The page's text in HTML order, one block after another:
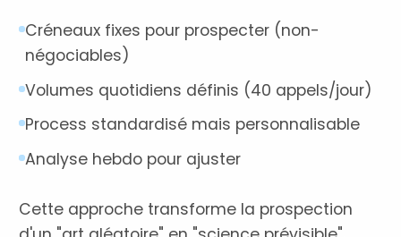
Créneaux fixes pour prospecter (non-
négociables)
Volumes quotidiens définis (40 appels/jour)
Process standardisé mais personnalisable
Analyse hebdo pour ajuster
Cette approche transforme la prospection